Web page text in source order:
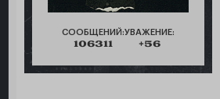
СООБЩЕНИЙ:
106311
УВАЖЕНИЕ:
+56